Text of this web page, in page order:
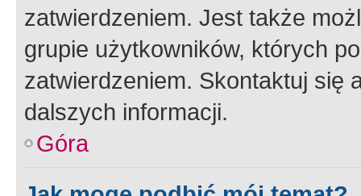
zatwierdzeniem. Jest także
grupie użytkowników, których
zatwierdzeniem. Skontaktuj się
dalszych informacji.
Góra